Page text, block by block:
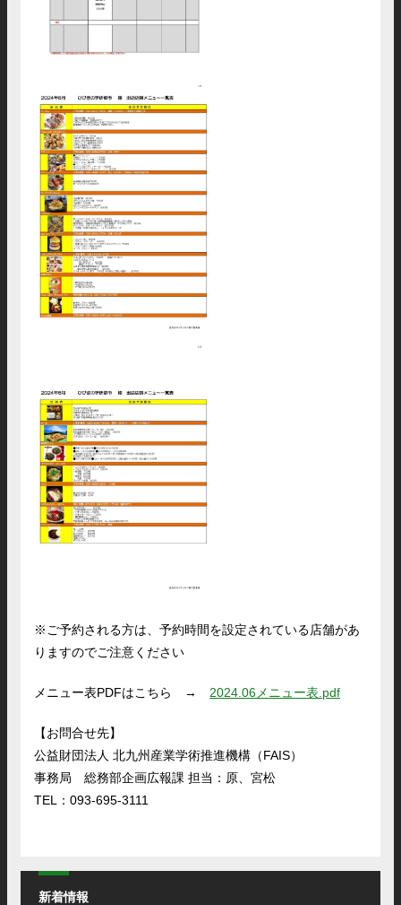
※ご予約される方は、予約時間を設定されている店舗があ
りますのでご注意ください
メニュー表PDFはこちら →2024.06メニュー表.pdf
【お問合せ先】
公益財団法人 北九州産業学術推進機構（FAIS）
事務局 総務部企画広報課 担当：原、宮松
TEL：093-695-3111
新着情報